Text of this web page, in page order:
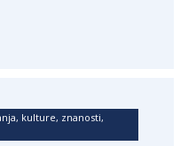
kulture, znanosti,